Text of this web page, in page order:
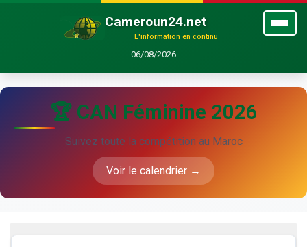
Cameroun24.net
L'information en continu
06/08/2026
🏆 CAN Féminine 2026
Suivez toute la compétition au Maroc
Voir le calendrier →